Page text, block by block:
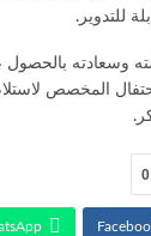
للتدوير.
وسعادته بالحصول
المخصص
0